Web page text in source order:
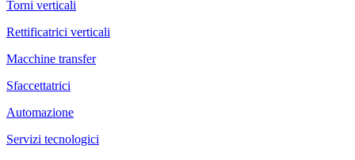
Torni verticali
Rettificatrici verticali
Macchine transfer
Sfaccettatrici
Automazione
Servizi tecnologici